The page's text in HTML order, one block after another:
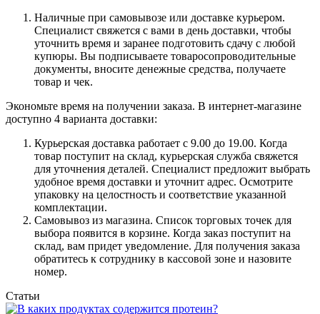
Наличные при самовывозе или доставке курьером.
Специалист свяжется с вами в день доставки, чтобы
уточнить время и заранее подготовить сдачу с любой
купюры. Вы подписываете товаросопроводительные
документы, вносите денежные средства, получаете
товар и чек.
Экономьте время на получении заказа. В интернет-магазине
доступно 4 варианта доставки:
Курьерская доставка работает с 9.00 до 19.00. Когда
товар поступит на склад, курьерская служба свяжется
для уточнения деталей. Специалист предложит выбрать
удобное время доставки и уточнит адрес. Осмотрите
упаковку на целостность и соответствие указанной
комплектации.
Самовывоз из магазина. Список торговых точек для
выбора появится в корзине. Когда заказ поступит на
склад, вам придет уведомление. Для получения заказа
обратитесь к сотруднику в кассовой зоне и назовите
номер.
Статьи